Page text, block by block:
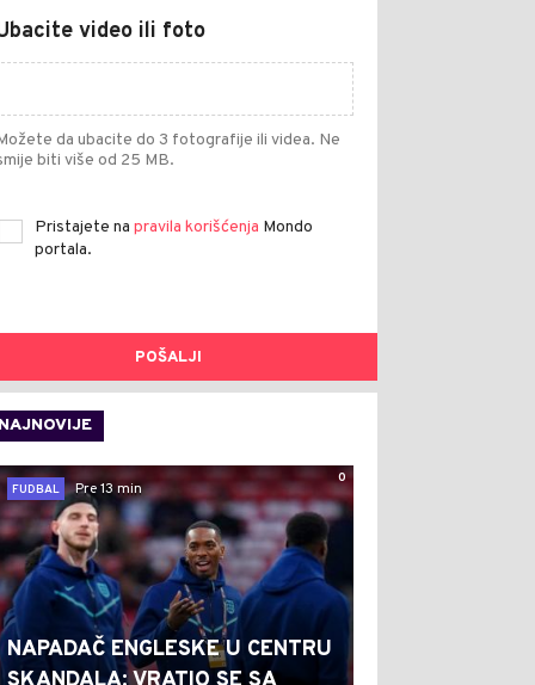
video ili foto
da ubacite do 3 fotografije ili videa. Ne
biti više od 25 MB.
Pristajete na pravila korišćenja Mondo
portala.
POŠALJI
NAJNOVIJE
0
FUDBAL
Pre 13 min
NAPADAČ ENGLESKE U CENTRU